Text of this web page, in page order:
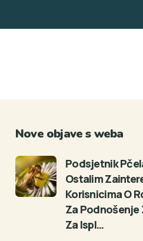
Nove objave s weba
Podsjetnik
Ostalim
Korisnicima O
Za Podnošenje
Za Ispl…